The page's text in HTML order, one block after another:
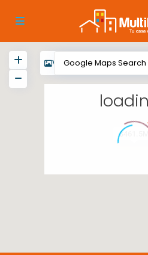
$461.5M
View My Location